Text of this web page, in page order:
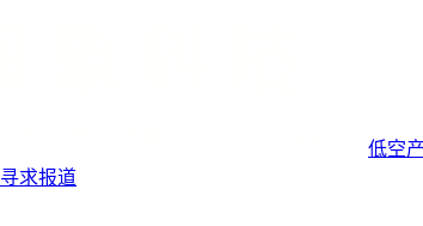
低空
寻求报道